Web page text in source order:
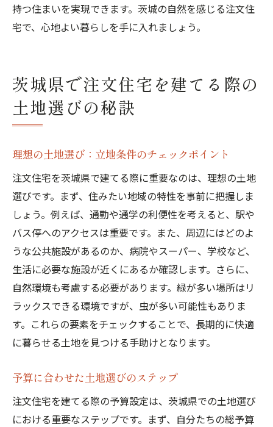
持つ住まいを実現できます。茨城の自然を感じる注文住
宅で、心地よい暮らしを手に入れましょう。
茨城県で注文住宅を建てる際の
土地選びの秘訣
理想の土地選び：立地条件のチェックポイント
注文住宅を茨城県で建てる際に重要なのは、理想の土地
選びです。まず、住みたい地域の特性を事前に把握しま
しょう。例えば、通勤や通学の利便性を考えると、駅や
バス停へのアクセスは重要です。また、周辺にはどのよ
うな公共施設があるのか、病院やスーパー、学校など、
生活に必要な施設が近くにあるか確認します。さらに、
自然環境も考慮する必要があります。緑が多い場所はリ
ラックスできる環境ですが、虫が多い可能性もありま
す。これらの要素をチェックすることで、長期的に快適
に暮らせる土地を見つける手助けとなります。
予算に合わせた土地選びのステップ
注文住宅を建てる際の予算設定は、茨城県での土地選び
における重要なステップです。まず、自分たちの総予算